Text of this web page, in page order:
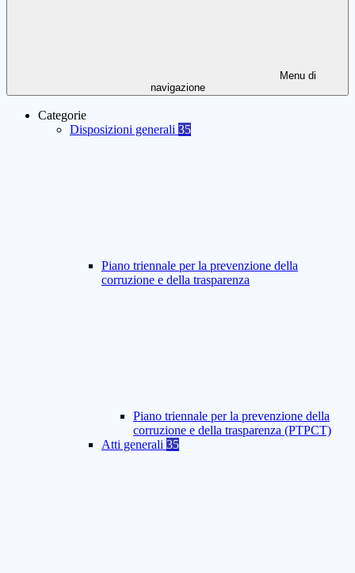
Menu di
navigazione
Categorie
Disposizioni generali 35
Piano triennale per la prevenzione della
corruzione e della trasparenza
Piano triennale per la prevenzione della
corruzione e della trasparenza (PTPCT)
Atti generali 35